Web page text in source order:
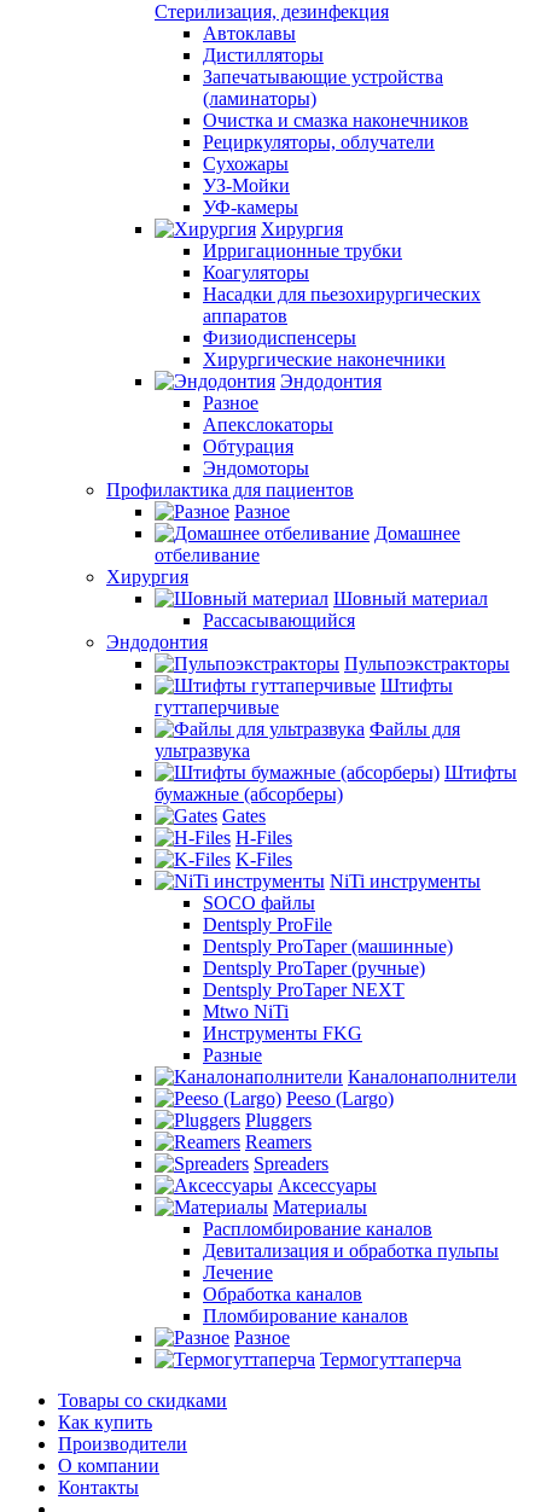
Стерилизация, дезинфекция
Автоклавы
Дистилляторы
Запечатывающие устройства
(ламинаторы)
Очистка и смазка наконечников
Рециркуляторы, облучатели
Сухожары
УЗ-Мойки
УФ-камеры
Хирургия
Ирригационные трубки
Коагуляторы
Насадки для пьезохирургических
аппаратов
Физиодиспенсеры
Хирургические наконечники
Эндодонтия
Разное
Апекслокаторы
Обтурация
Эндомоторы
Профилактика для пациентов
Разное
Домашнее
отбеливание
Хирургия
Шовный материал
Рассасывающийся
Эндодонтия
Пульпоэкстракторы
Штифты
гуттаперчивые
Файлы для
ультразвука
Штифты
бумажные (абсорберы)
Gates
H-Files
K-Files
NiTi инструменты
SOCO файлы
Dentsply ProFile
Dentsply ProTaper (машинные)
Dentsply ProTaper (ручные)
Dentsply ProTaper NEXT
Mtwo NiTi
Инструменты FKG
Разные
Каналонаполнители
Peeso (Largo)
Pluggers
Reamers
Spreaders
Аксессуары
Материалы
Распломбирование каналов
Девитализация и обработка пульпы
Лечение
Обработка каналов
Пломбирование каналов
Разное
Термогуттаперча
Товары со скидками
Как купить
Производители
О компании
Контакты